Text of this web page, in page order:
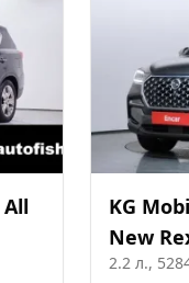
All
KG
New
2.2 л.,